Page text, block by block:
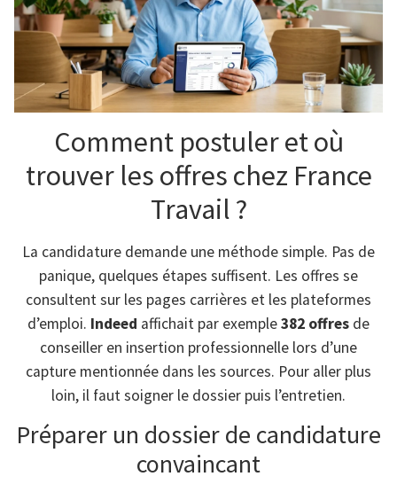
Comment postuler et où
trouver les offres chez France
Travail ?
La candidature demande une méthode simple. Pas de
panique, quelques étapes suffisent. Les offres se
consultent sur les pages carrières et les plateformes
d’emploi. Indeed affichait par exemple382 offres de
conseiller en insertion professionnelle lors d’une
capture mentionnée dans les sources. Pour aller plus
loin, il faut soigner le dossier puis l’entretien.
Préparer un dossier de candidature
convaincant